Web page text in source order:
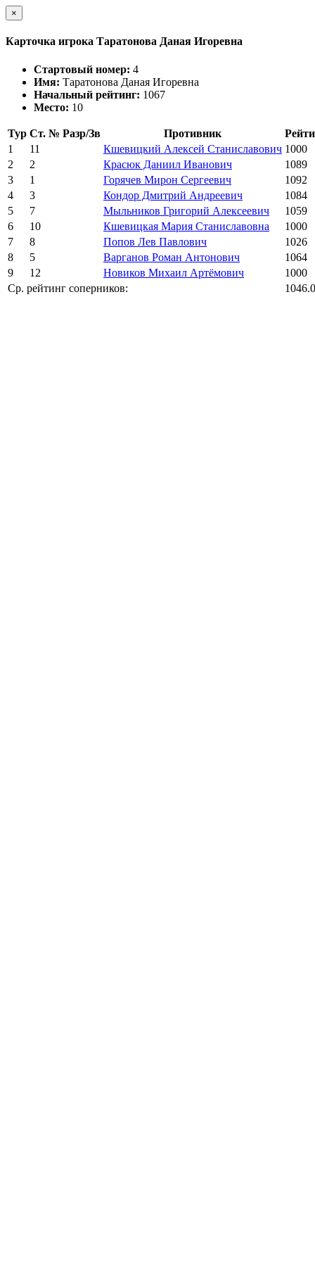
×
Карточка игрока Таратонова Даная Игоревна
Стартовый номер: 4
Имя: Таратонова Даная Игоревна
Начальный рейтинг: 1067
Место: 10
Тур Ст. № Разр/Зв Противник
1
11 Кшевицкий Алексей Станиславович 1000
2
2 Красюк Даниил Иванович
1089
3
1 Горячев Мирон Сергеевич
1092
4
3 Кондор Дмитрий Андреевич
1084
5
7 Мыльников Григорий Алексеевич
1059
6
10 Кшевицкая Мария Станиславовна
1000
7
8 Попов Лев Павлович
1026
8
5 Варганов Роман Антонович
1064
9
12 Новиков Михаил Артёмович
1000
Ср. рейтинг соперников: